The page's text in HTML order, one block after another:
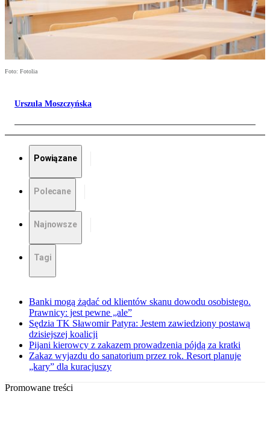
Foto: Fotolia
Urszula Moszczyńska
Powiązane
Polecane
Najnowsze
Tagi
Banki mogą żądać od klientów skanu dowodu osobistego.
Prawnicy: jest pewne „ale”
Sędzia TK Sławomir Patyra: Jestem zawiedziony postawą
dzisiejszej koalicji
Pijani kierowcy z zakazem prowadzenia pójdą za kratki
Zakaz wyjazdu do sanatorium przez rok. Resort planuje
„kary” dla kuracjuszy
Promowane treści